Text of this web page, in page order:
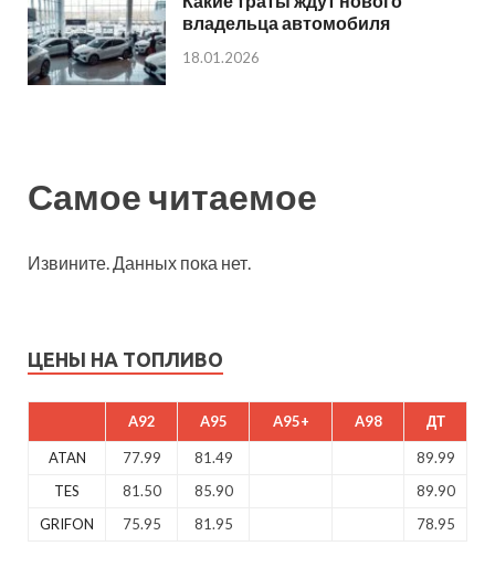
владельца автомобиля
18.01.2026
Самое читаемое
Извините. Данных пока нет.
ЦЕНЫ НА ТОПЛИВО
A92 A95 A95+ A98 ДТ
ATAN 77.99 81.49
89.99
TES
81.50 85.90
89.90
GRIFON
75.95 81.95 78.95